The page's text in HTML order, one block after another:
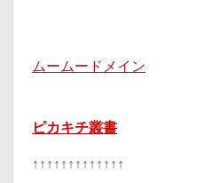
ムームードメイン
ピカキチ叢書
↑↑↑↑↑↑↑↑↑↑↑↑↑